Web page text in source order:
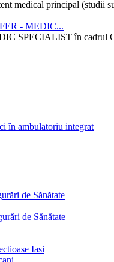
medical principal (studii
- MEDIC...
SPECIALIST în cadrul
în ambulatoriu integrat
de Sănătate
de Sănătate
Iasi